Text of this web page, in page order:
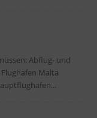
Abflug- und